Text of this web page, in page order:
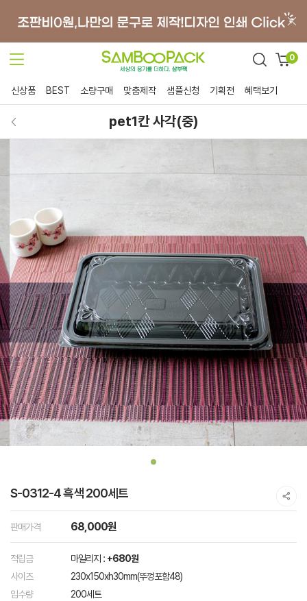
0
신상품 BEST 소량구매 맞춤제작 샘플신청 기획전 혜택보기
pet1칸 사각(중)
S-0312-4 흑색 200세트
판매가격 68,000원
적립금 마일리지 : +680원
사이즈
230x150xh30mm(뚜껑포함48)
입수량
200세트